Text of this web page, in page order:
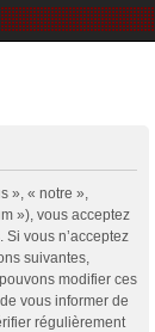
», « notre »,
»), vous acceptez
vous n’acceptez
suivantes,
modifier ces
vous informer de
régulièrement